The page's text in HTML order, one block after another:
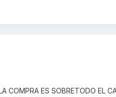
COMPRA ES SOBRETODO EL